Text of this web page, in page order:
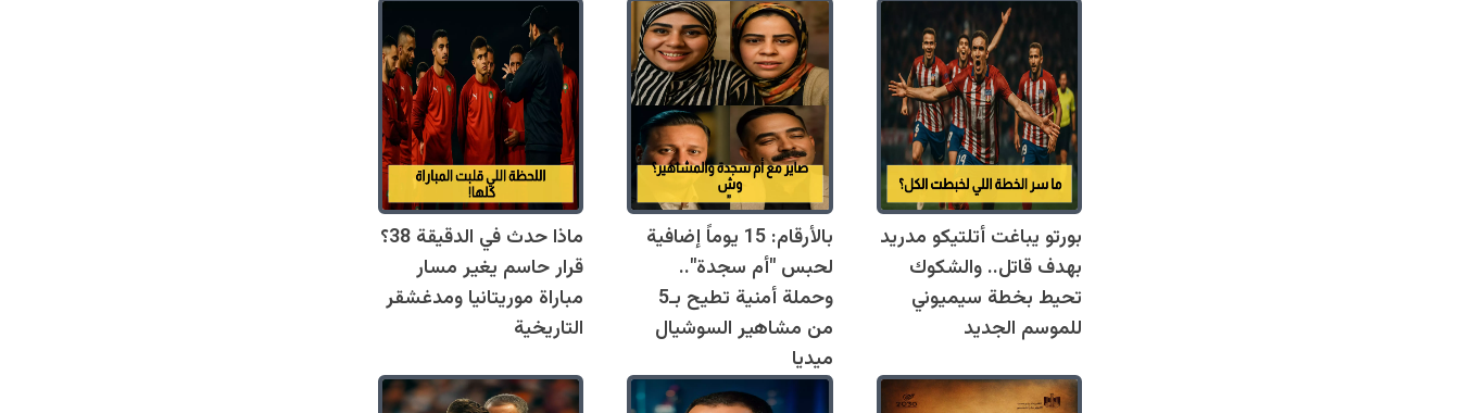
بورتو يباغت أتلتيكو مدريد
بهدف قاتل.. والشكوك
تحيط بخطة سيميوني
للموسم الجديد
بالأرقام: 15 يوماً إضافية
لحبس "أم سجدة"..
وحملة أمنية تطيح بـ5
من مشاهير السوشيال
ميديا
ماذا حدث في الدقيقة 38؟
قرار حاسم يغير مسار
مباراة موريتانيا ومدغشقر
التاريخية